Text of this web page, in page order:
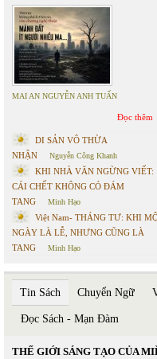
MAI AN NGUYỄN ANH TUẤN
Đọc thêm
DI SẢN VÔ THỪA
NHẬN
Nguyễn Công Khanh
KHI NHÀ VĂN NGỪNG VIẾT:
CÁI CHẾT KHÔNG CÓ ĐÁM
TANG
Minh Hạo
Việt Nam- THÁNG TƯ: KHI
NGÀY LÀ LỄ, NHƯNG CŨNG LÀ
TANG
Minh Hạo
Tin Sách Chuyển Ngữ
Đọc Sách - Mạn Đàm
THẾ GIỚI SÁNG TẠO CỦA